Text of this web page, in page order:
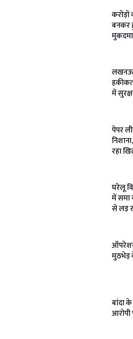
बनकर
लखनऊ
में
पेपर
रहा
घरेलू
में समा
से लड़
मुठभेड़
बांदा
आरोपी